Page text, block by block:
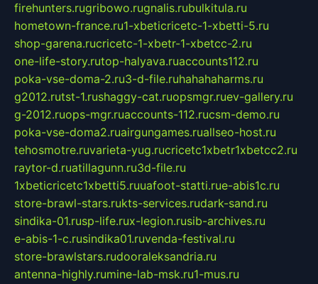
firehunters.rugribowo.rugnalis.rubulkitula.ru
hometown-france.ru1-xbeticricetc-1-xbetti-5.ru
shop-garena.rucricetc-1-xbetr-1-xbetcc-2.ru
one-life-story.rutop-halyava.ruaccounts112.ru
poka-vse-doma-2.ru3-d-file.ruhahahaharms.ru
g2012.rutst-1.rushaggy-cat.ruopsmgr.ruev-gallery.ru
g-2012.ruops-mgr.ruaccounts-112.rucsm-demo.ru
poka-vse-doma2.ruairgungames.ruallseo-host.ru
tehosmotre.ruvarieta-yug.rucricetc1xbetr1xbetcc2.ru
raytor-d.ruatillagunn.ru3d-file.ru
1xbeticricetc1xbetti5.ruuafoot-statti.rue-abis1c.ru
store-brawl-stars.rukts-services.rudark-sand.ru
sindika-01.rusp-life.rux-legion.rusib-archives.ru
e-abis-1-c.rusindika01.ruvenda-festival.ru
store-brawlstars.rudooraleksandria.ru
antenna-highly.rumine-lab-msk.ru1-mus.ru